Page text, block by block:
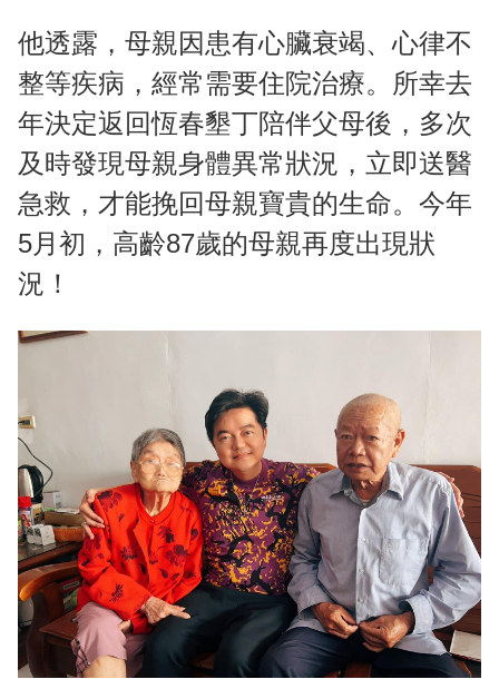
他透露，母親因患有心臟衰竭、心律不
整等疾病，經常需要住院治療。所幸去
年決定返回恆春墾丁陪伴父母後，多次
及時發現母親身體異常狀況，立即送醫
急救，才能挽回母親寶貴的生命。今年
5月初，高齡87歲的母親再度出現狀
況！